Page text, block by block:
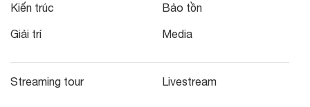
Kiến trúc
Giải trí
Bảo tồn
Media
Streaming tour Livestream